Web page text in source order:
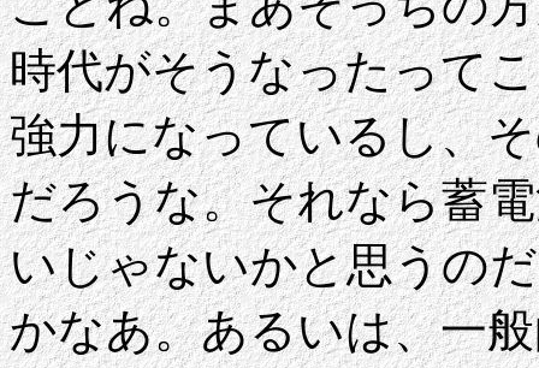
時代がそうなったって
強力になっているし、
だろうな。それなら蓄
いじゃないかと思うの
かなあ。あるいは、一